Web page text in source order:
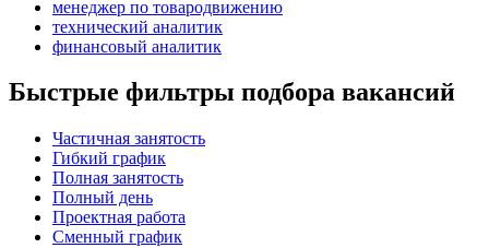
менеджер по товародвижению
технический аналитик
финансовый аналитик
Быстрые фильтры подбора вакансий
Частичная занятость
Гибкий график
Полная занятость
Полный день
Проектная работа
Сменный график